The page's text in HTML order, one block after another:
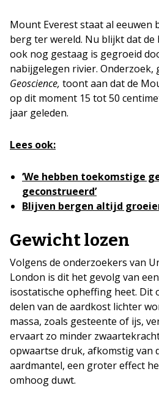
Mount Everest staat al eeuwen
berg ter wereld. Nu blijkt dat
ook nog gestaag is gegroeid
nabijgelegen rivier. Onderzoek,
Geoscience, toont aan dat de
op dit moment 15 tot 50
jaar geleden.
Lees ook:
‘We hebben toekomstige
geconstrueerd’
Blijven bergen altijd
Gewicht lozen
Volgens de onderzoekers van
London is dit het gevolg van
isostatische opheffing heet. Dit
delen van de aardkost lichter
massa, zoals gesteente of ijs,
ervaart zo minder
opwaartse druk, afkomstig van
aardmantel, een groter effect
omhoog duwt.